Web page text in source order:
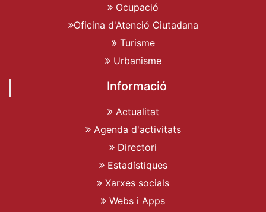
Ocupació
Oficina d'Atenció Ciutadana
Turisme
Urbanisme
Informació
Actualitat
Agenda d'activitats
Directori
Estadístiques
Xarxes socials
Webs i Apps